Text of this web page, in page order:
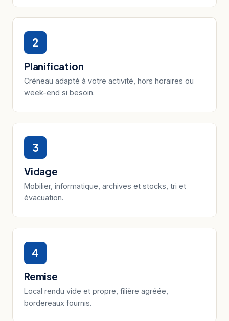
2
Planification
Créneau adapté à votre activité, hors horaires ou
week-end si besoin.
3
Vidage
Mobilier, informatique, archives et stocks, tri et
évacuation.
4
Remise
Local rendu vide et propre, filière agréée,
bordereaux fournis.